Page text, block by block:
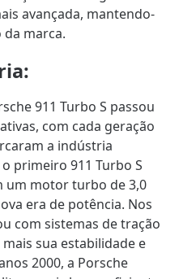
avançada, mantendo-
da marca.
:
911 Turbo S passou
com cada geração
a indústria
primeiro 911 Turbo S
um motor turbo de 3,0
era de potência. Nos
com sistemas de tração
sua estabilidade e
2000, a Porsche